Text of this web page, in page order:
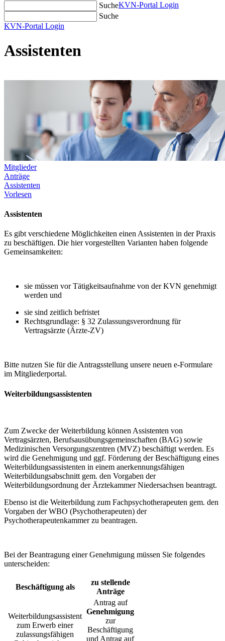
SucheKVN-Portal Login
Suche
KVN-Portal Login
Assistenten
Mitglieder
Anträge
Assistenten
Vorlesen
Assistenten
Es gibt verschiedene Möglichkeiten einen Assistenten in der Praxis
zu beschäftigen. Die hier vorgestellten Varianten haben folgende
Gemeinsamkeiten:
sie müssen vor Tätigkeitsaufnahme von der KVN genehmigt
werden und
sie sind zeitlich befristet
Rechtsgrundlage: § 32 Zulassungsverordnung für
Vertragsärzte (Ärzte-ZV)
Bitte nutzen Sie für die Antragsstellung unsere neuen e-Formulare
im Mitgliederportal.
Weiterbildungsassistenten
Zum Zwecke der Weiterbildung können Assistenten von
Vertragsärzten, Berufsausübungsgemeinschaften (BAG) sowie
Medizinischen Versorgungszentren (MVZ) beschäftigt werden. Es
wird die Genehmigung und ggf. Förderung der Beschäftigung eines
Weiterbildungsassistenten in einem anerkennungsfähigen
Weiterbildungsabschnitt gem. den Vorgaben der
Weiterbildungsordnung der Ärztekammer Niedersachsen beantragt.
Ebenso ist die Weiterbildung zum Fachpsychotherapeuten gem. den
Vorgaben der WBO (Psychotherapeuten) der
Psychotherapeutenkammer zu beantragen.
Bei der Beantragung einer Genehmigung müssen Sie folgendes
unterscheiden:
Beschäftigung als
zu stellende
Anträge
Weiterbildungsassistent
zum Erwerb einer
zulassungsfähigen
Antrag auf
Genehmigung
zur
Beschäftigung
und Antrag auf